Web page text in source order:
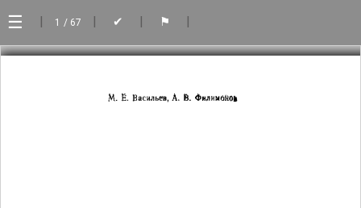
☰ | 1 / 67 | ✔ | ⚑ |